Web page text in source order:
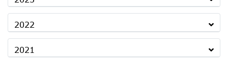
2022
2021